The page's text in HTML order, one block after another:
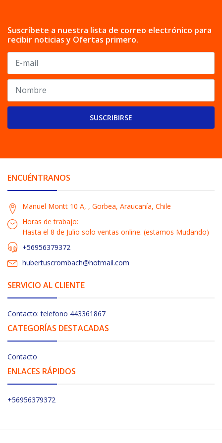
Suscríbete a nuestra lista de correo electrónico para
recibir noticias y Ofertas primero.
SUSCRIBIRSE
ENCUÉNTRANOS
Manuel Montt 10 A, , Gorbea, Araucanía, Chile
Horas de trabajo:
Hasta el 8 de Julio solo ventas online. (estamos Mudando)
+56956379372
hubertuscrombach@hotmail.com
SERVICIO AL CLIENTE
Contacto: telefono 443361867
CATEGORÍAS DESTACADAS
Contacto
ENLACES RÁPIDOS
+56956379372